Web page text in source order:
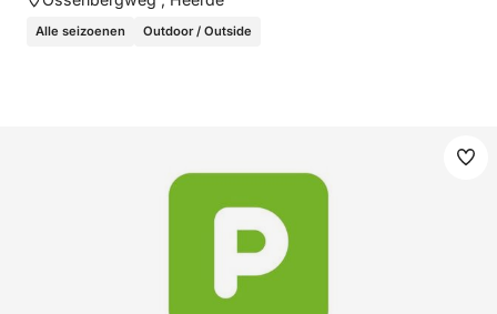
Alle seizoenen Outdoor / Outside